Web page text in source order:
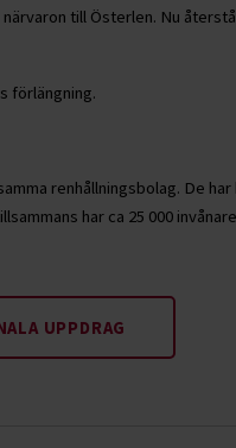
till Österlen. Nu
förlängning.
renhållningsbolag. De
har ca 25 000
UPPDRAG